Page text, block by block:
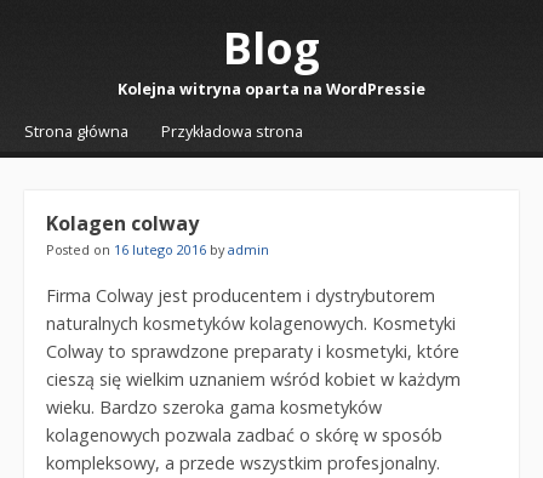
Blog
Kolejna witryna oparta na WordPressie
☰Menu
Skip to content
Strona główna Przykładowa strona
Kolagen colway
Posted on 16 lutego 2016 byadmin
Firma Colway jest producentem i dystrybutorem
naturalnych kosmetyków kolagenowych. Kosmetyki
Colway to sprawdzone preparaty i kosmetyki, które
cieszą się wielkim uznaniem wśród kobiet w każdym
wieku. Bardzo szeroka gama kosmetyków
kolagenowych pozwala zadbać o skórę w sposób
kompleksowy, a przede wszystkim profesjonalny.